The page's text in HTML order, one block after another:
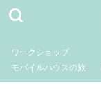
ワークショップ
モバイルハウスの旅